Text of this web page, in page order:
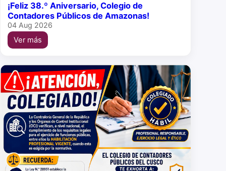
¡Feliz 38.º Aniversario, Colegio de
Contadores Públicos de Amazonas!
04 Aug 2026
Ver más